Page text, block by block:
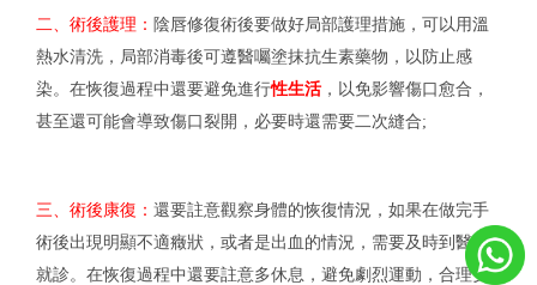
二、術後護理： 陰唇修復術後要做好局部護理措施，可以用溫
熱水清洗，局部消毒後可遵醫囑塗抹抗生素藥物，以防止感
染。在恢復過程中還要避免進行性生活 ，以免影響傷口愈合，
甚至還可能會導致傷口裂開，必要時還需要二次縫合;
三、術後康復： 還要註意觀察身體的恢復情況，如果在做完手
術後出現明顯不適癥狀，或者是出血的情況，需要及時到醫院
就診。在恢復過程中還要註意多休息，避免劇烈運動，合理安